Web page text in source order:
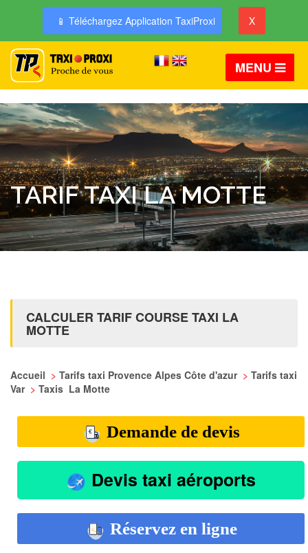
📱 Téléchargez Application TaxiProxi X
MENU
TARIF TAXI LA MOTTE
CALCULER TARIF COURSE TAXI LA
MOTTE
Accueil > Tarifs taxi Provence Alpes Côte d'azur > Tarifs taxi
Var > Taxis La Motte
Demande de devis
Devis taxi aéroports
Réservez en ligne